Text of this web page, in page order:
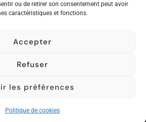
ou de retirer son consentement peut avoir
caractéristiques et fonctions.
Accepter
Refuser
les préférences
Politique de cookies
reserved - Tous droits réservés